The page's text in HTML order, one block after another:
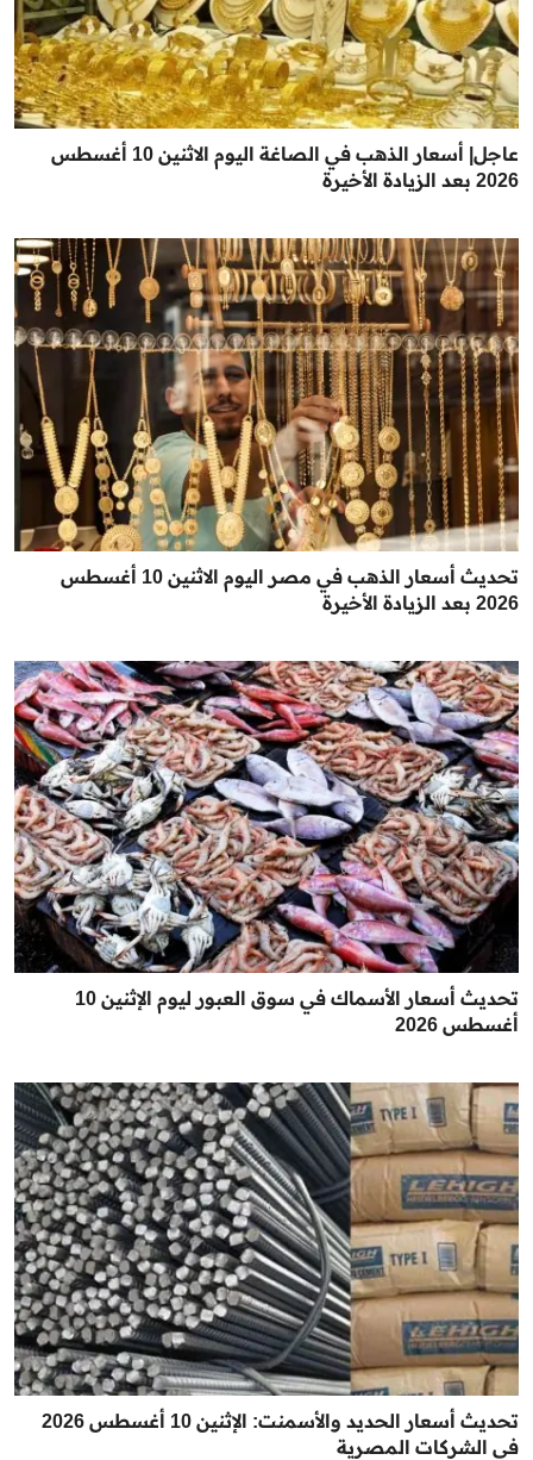
عاجل| أسعار الذهب في الصاغة اليوم الاثنين 10 أغسطس
2026 بعد الزيادة الأخيرة
تحديث أسعار الذهب في مصر اليوم الاثنين 10 أغسطس
2026 بعد الزيادة الأخيرة
تحديث أسعار الأسماك في سوق العبور ليوم الإثنين 10
أغسطس 2026
تحديث أسعار الحديد والأسمنت: الإثنين 10 أغسطس 2026
في الشركات المصرية